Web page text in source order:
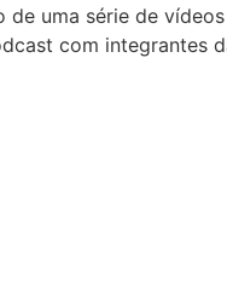
de uma série de
com integrantes